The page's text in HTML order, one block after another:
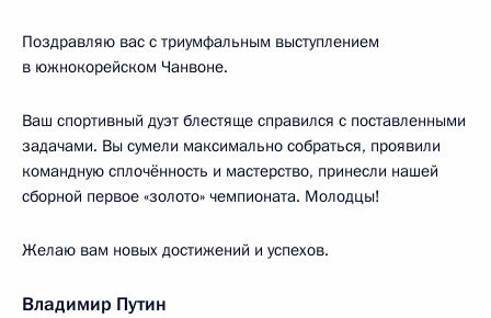
Поздравляю вас с триумфальным выступлением
в южнокорейском Чанвоне.
Ваш спортивный дуэт блестяще справился с поставленными
задачами. Вы сумели максимально собраться, проявили
командную сплочённость и мастерство, принесли нашей
сборной первое «золото» чемпионата. Молодцы!
Желаю вам новых достижений и успехов.
Владимир Путин